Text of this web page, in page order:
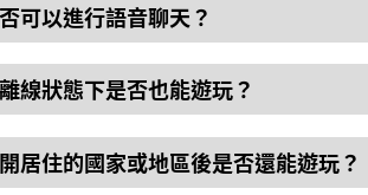
可以進行語音聊天？
線狀態下是否也能遊玩？
居住的國家或地區後是否還能遊玩？